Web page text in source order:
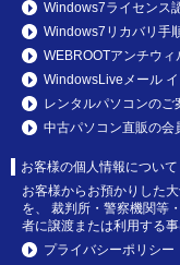
Windows7ライセンス
Windows7リカバリ手
WEBROOTアンチウ
WindowsLiveメール
レンタルパソコンのご
中古パソコン直販の会
お客様の個人情報について
お客様からお預かりした
を、 裁判所・警察機関等
者に譲渡または利用する事
プライバシーポリシー